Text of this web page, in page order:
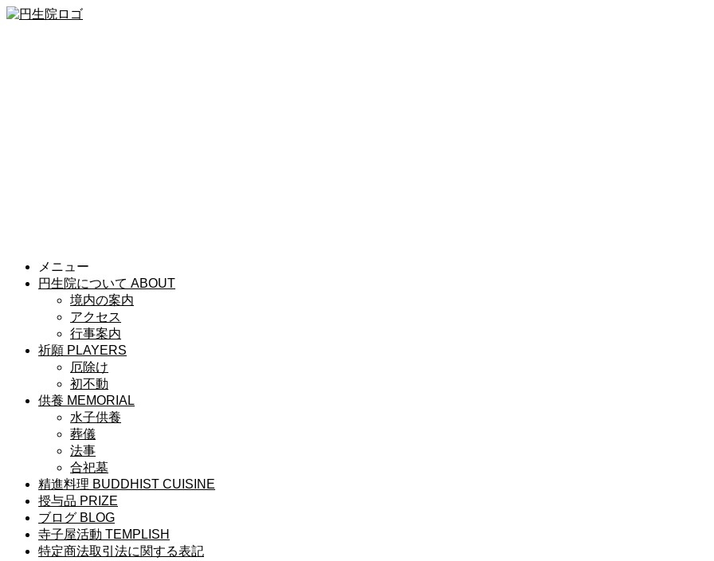
メニュー
円生院について ABOUT
境内の案内
アクセス
行事案内
祈願 PLAYERS
厄除け
初不動
供養 MEMORIAL
水子供養
葬儀
法事
合祀墓
精進料理 BUDDHIST CUISINE
授与品 PRIZE
ブログ BLOG
寺子屋活動 TEMPLISH
特定商法取引法に関する表記